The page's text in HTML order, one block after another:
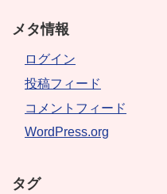
メタ情報
ログイン
投稿フィード
コメントフィード
WordPress.org
タグ